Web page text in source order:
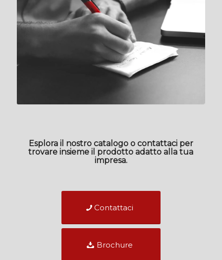
Esplora il nostro catalogo o contattaci per
trovare insieme il prodotto adatto alla tua
impresa.
Contattaci
Brochure